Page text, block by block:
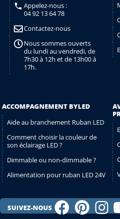
Appelez-nous :
04 92 13 64 78
Contactez-nous
Nous sommes ouverts
du lundi au vendredi, de
7h30 à 12h et de 13h00 à
17h.
ACCOMPAGNEMENT BYLED
Aide au branchement Ruban LED
Comment choisir la couleur de
son éclairage LED ?
Dimmable ou non-dimmable ?
Alimentation pour ruban LED 24V
SUIVEZ-NOUS